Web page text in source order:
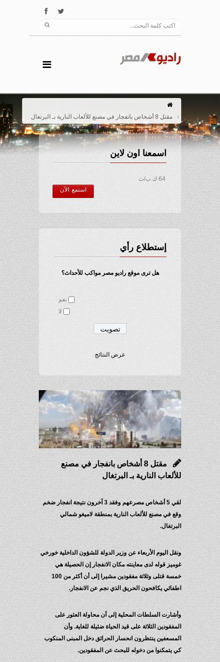
مقتل 8 أشخاص بانفجار في مصنع للألعاب النارية بـ البرتغال
اسمعنا اون لاين
64 ك ب/ث
استمع الآن
إستطلاع رأي
هل ترى موقع راديو مصر مواكب للأحداث؟
نعم
لا
عرض النتائج
مقتل 8 أشخاص بانفجار في مصنع
للألعاب النارية بـ البرتغال
لقي 5 أشخاص مصرعهم وفقد 3 آخرون نتيجة انفجار ضخم
وقع في مصنع للألعاب النارية بمنطقة لاميغو شمالي
البرتغال.
ونقل اليوم الأربعاء عن وزير الدولة للشؤون الداخلية خورخي
غوميز قوله لدى معاينته مكان الانفجار إن الحصيلة هي
خمسة قتلى وثلاثة مفقودين مشيرا إلى أن أكثر من 100
اطفائي يكافحون الحريق الذي نجم عن الانفجار.
وأشارت السلطات المحلية إلى أن محاولة العثور على
المفقودين الثلاثة على قيد الحياة ضئيلة للغاية. وأن
المسعفين ينتظرون انحسار الحرائق دخل المبنى المنكوب
كي يتمكنوا من دخوله للبحث عن المفقودين.